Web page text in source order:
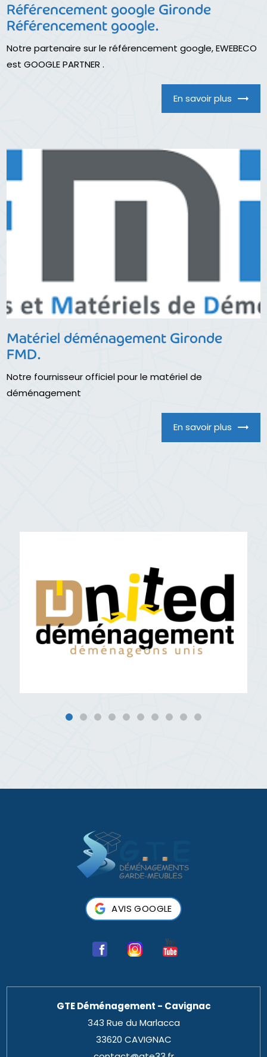
Référencement google Gironde
Référencement google.
Notre partenaire sur le référencement google, EWEBECO
est GOOGLE PARTNER .
En savoir plus
Matériel déménagement Gironde
FMD.
Notre fournisseur officiel pour le matériel de
déménagement
En savoir plus
AVIS GOOGLE
GTE Déménagement - Cavignac
343 Rue du Marlacca
33620 CAVIGNAC